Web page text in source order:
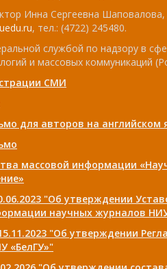
Инна Сергеевна
, тел.: (4722) 245480.
службой по надзору в
и массовых коммуникаций
СМИ
для авторов на английском
массовой информации
"Об утверждении
научных журналов
"Об утверждении
«БелГУ»"